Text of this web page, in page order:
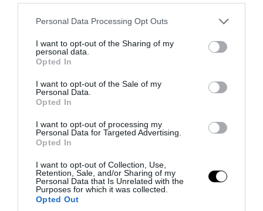
Please note that this website/app uses one or more Google
not limited to your visit or usage behaviour. You may click to
grant or deny consent to Google and its third-party tags to
use your data for below specified purposes in below Google
consent section.
Personal Data Processing Opt Outs
I want to opt-out of the Sharing of my
personal data.
Opted In
I want to opt-out of the Sale of my
Personal Data.
Opted In
I want to opt-out of processing my
Personal Data for Targeted Advertising.
Opted In
I want to opt-out of Collection, Use,
Retention, Sale, and/or Sharing of my
Personal Data that Is Unrelated with the
Purposes for which it was collected.
Opted Out
Ιράν: «Φρένο» στο άνοιγμα των Στενών
του Ορμούζ – Ζητά αποζημιώσεις και
αποχώρηση των ΗΠΑ